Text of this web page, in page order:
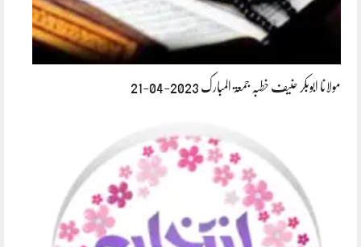
مولانا ابوبکر حنیف خطبہ جمعۃ المبارک 2023-04-21